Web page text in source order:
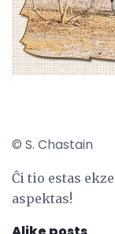
© S. Chastain
Ĉi tio estas
aspektas!